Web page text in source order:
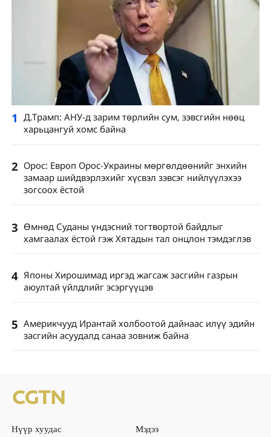
1 Д.Трамп: АНУ-д зарим төрлийн сум, зэвсгийн нөөц
харьцангуй хомс байна
2 Орос: Европ Орос-Украины мөргөлдөөнийг энхийн
замаар шийдвэрлэхийг хүсвэл зэвсэг нийлүүлэхээ
зогсоох ёстой
3 Өмнөд Суданы үндэсний тогтвортой байдлыг
хамгаалах ёстой гэж Хятадын тал онцлон тэмдэглэв
4 Японы Хирошимад иргэд жагсаж засгийн газрын
аюултай үйлдлийг эсэргүүцэв
5 Америкчууд Ирантай холбоотой дайнаас илүү эдийн
засгийн асуудалд санаа зовниж байна
Нүүр хуудас
Мэдээ